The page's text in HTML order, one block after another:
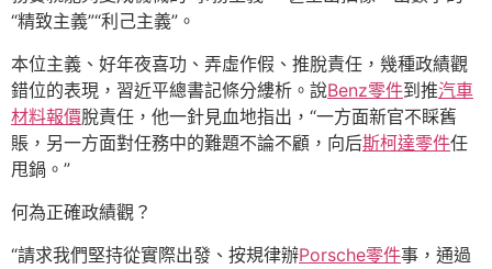
“精致主義”“利己主義”。
本位主義、好年夜喜功、弄虛作假、推脫責任，幾種政績觀
錯位的表現，習近平總書記條分縷析。說Benz零件到推汽車
材料報價脫責任，他一針見血地指出，“一方面新官不睬舊
賬，另一方面對任務中的難題不論不顧，向后斯柯達零件任
甩鍋。”
何為正確政績觀？
“請求我們堅持從實際出發、按規律辦Porsche零件事，通過